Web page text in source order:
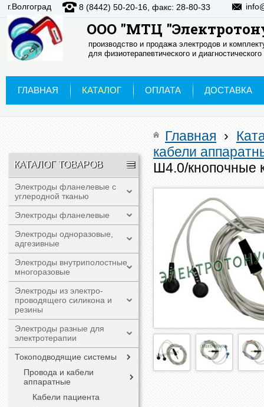
ООО "МТЦ
производство и продажа электродов и
для физиотерапевтического и
г.Волгоград 8 (8442) 50-20-16, факс: 28-80-33
ГЛАВНАЯ КАТАЛОГ ОПЛАТА ДОСТАВКА
КАТАЛОГ ТОВАРОВ
Электроды фланелевые с
углеродной тканью
Электроды фланелевые
Электроды одноразовые,
адгезивные
Электроды внутриполостные
многоразовые
Электроды из электро-
проводящего силикона и
резины
Электроды разные для
электротерапии
Токоподводящие системы
Провода и кабели
аппаратные
Кабели пациента
Главная ›
кабели
Ш4.0/кнопочные